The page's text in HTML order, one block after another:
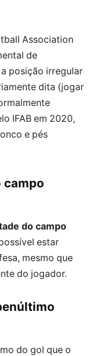
Association
de
posição irregular
dita (jogar
IFAB em 2020,
e pés
campo
do campo
estar
mesmo que
do jogador.
do gol que o